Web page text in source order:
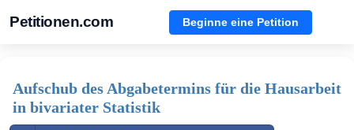
Petitionen.com Beginne eine Petition
Aufschub des Abgabetermins für die Hausarbeit
in bivariater Statistik